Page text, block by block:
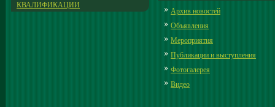
КВАЛИФИКАЦИИ
Архив новостей
Объявления
Мероприятия
Публикации и выступления
Фотогалерея
Видео